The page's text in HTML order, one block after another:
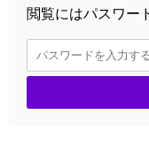
閲覧にはパスワー